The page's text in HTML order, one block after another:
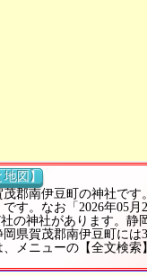
地図】
郡南伊豆町の神社です
す。なお「2026年05月
の神社があります。静
県賀茂郡南伊豆町には
、メニューの【全文検索